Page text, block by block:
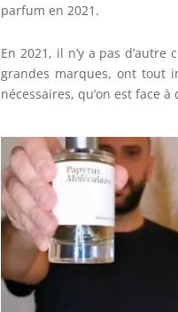
parfum en 2021.
En 2021, il n’y a pas d’autre
grandes marques, ont tout
nécessaires, qu’on est face